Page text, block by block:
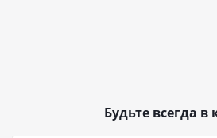
Будьте всегда в